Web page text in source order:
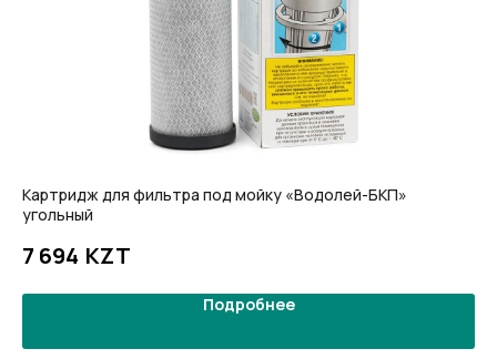
Картридж для фильтра под мойку «Водолей-БКП»
угольный
7 694 KZT
Подробнее
Статьи
Офисы